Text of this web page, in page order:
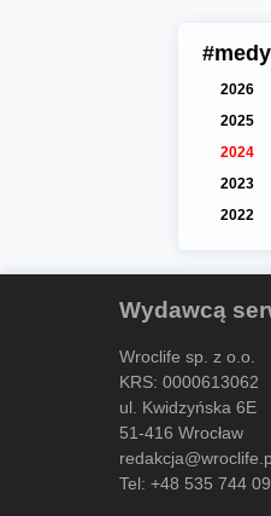
2026
2025
2024
2023
2022
Wydawcą
Wroclife sp. z o.o.
KRS: 0000613062
ul. Kwidzyńska 6E
51-416 Wrocław
Tel: +48 535 744